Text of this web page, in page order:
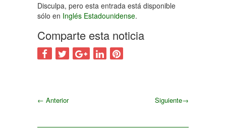
Disculpa, pero esta entrada está disponible
sólo en Inglés Estadounidense.
Comparte esta noticia
← Anterior Siguiente→